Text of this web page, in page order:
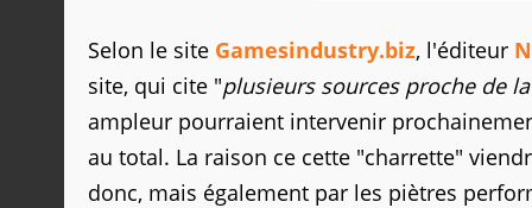
Selon le site Gamesindustry.biz, l'éditeur
site, qui cite "plusieurs sources proche de
ampleur pourraient intervenir
au total. La raison ce cette "charrette"
donc, mais également par les piètres